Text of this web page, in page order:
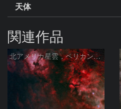
天体
関連作品
北アメリカ星雲，ペリカン星雲，サドル付近，クレセント星雲，網状星雲・・・etc